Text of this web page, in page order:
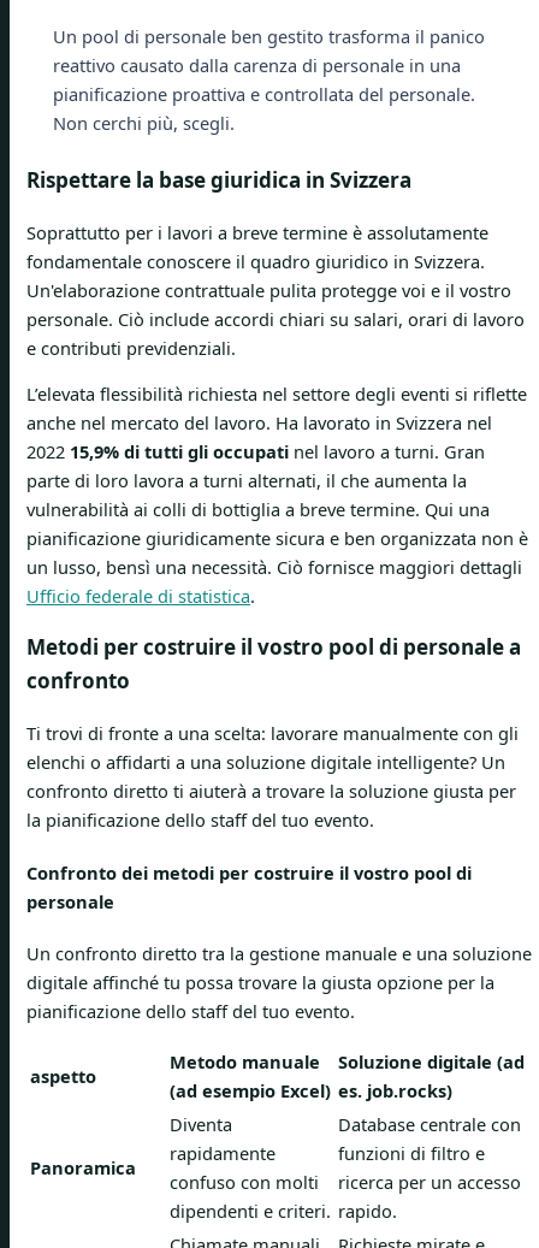
Un pool di personale ben gestito trasforma il panico
reattivo causato dalla carenza di personale in una
pianificazione proattiva e controllata del personale.
Non cerchi più, scegli.
Rispettare la base giuridica in Svizzera
Soprattutto per i lavori a breve termine è assolutamente
fondamentale conoscere il quadro giuridico in Svizzera.
Un'elaborazione contrattuale pulita protegge voi e il vostro
personale. Ciò include accordi chiari su salari, orari di lavoro
e contributi previdenziali.
L’elevata flessibilità richiesta nel settore degli eventi si riflette
anche nel mercato del lavoro. Ha lavorato in Svizzera nel
2022 15,9% di tutti gli occupati nel lavoro a turni. Gran
parte di loro lavora a turni alternati, il che aumenta la
vulnerabilità ai colli di bottiglia a breve termine. Qui una
pianificazione giuridicamente sicura e ben organizzata non è
un lusso, bensì una necessità. Ciò fornisce maggiori dettagli
Ufficio federale di statistica.
Metodi per costruire il vostro pool di personale a
confronto
Ti trovi di fronte a una scelta: lavorare manualmente con gli
elenchi o affidarti a una soluzione digitale intelligente? Un
confronto diretto ti aiuterà a trovare la soluzione giusta per
la pianificazione dello staff del tuo evento.
Confronto dei metodi per costruire il vostro pool di
personale
Un confronto diretto tra la gestione manuale e una soluzione
digitale affinché tu possa trovare la giusta opzione per la
pianificazione dello staff del tuo evento.
aspetto
Metodo manuale
(ad esempio Excel)
Soluzione digitale (ad
es. job.rocks)
Panoramica
Diventa
rapidamente
confuso con molti
dipendenti e criteri.
Database centrale con
funzioni di filtro e
ricerca per un accesso
rapido.